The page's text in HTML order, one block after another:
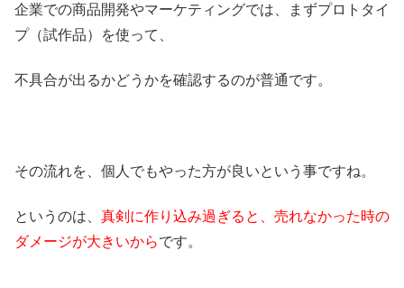
企業での商品開発やマーケティングでは、まずプロトタイ
プ（試作品）を使って、
不具合が出るかどうかを確認するのが普通です。
その流れを、個人でもやった方が良いという事ですね。
というのは、 真剣に作り込み過ぎると、売れなかった時の
ダメージが大きいからです。